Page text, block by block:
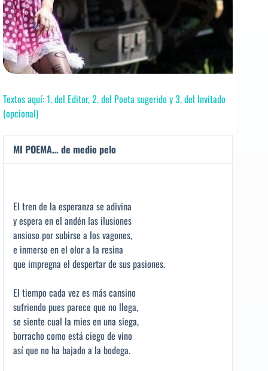
Textos aquí: 1. del Editor, 2. del Poeta sugerido y 3. del Invitado
(opcional)
MI POEMA… de medio pelo
El tren de la esperanza se adivina
y espera en el andén las ilusiones
ansioso por subirse a los vagones,
e inmerso en el olor a la resina
que impregna el despertar de sus pasiones.
El tiempo cada vez es más cansino
sufriendo pues parece que no llega,
se siente cual la mies en una siega,
borracho como está ciego de vino
así que no ha bajado a la bodega.